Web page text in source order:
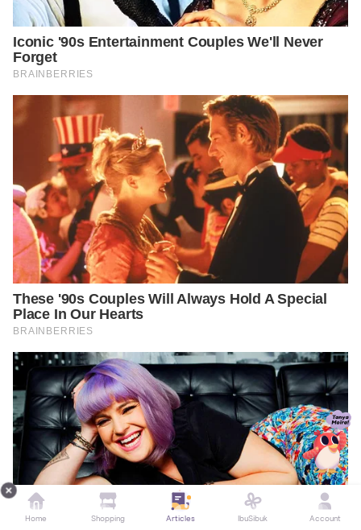
Home Shopping Articles IbuSibuk Account